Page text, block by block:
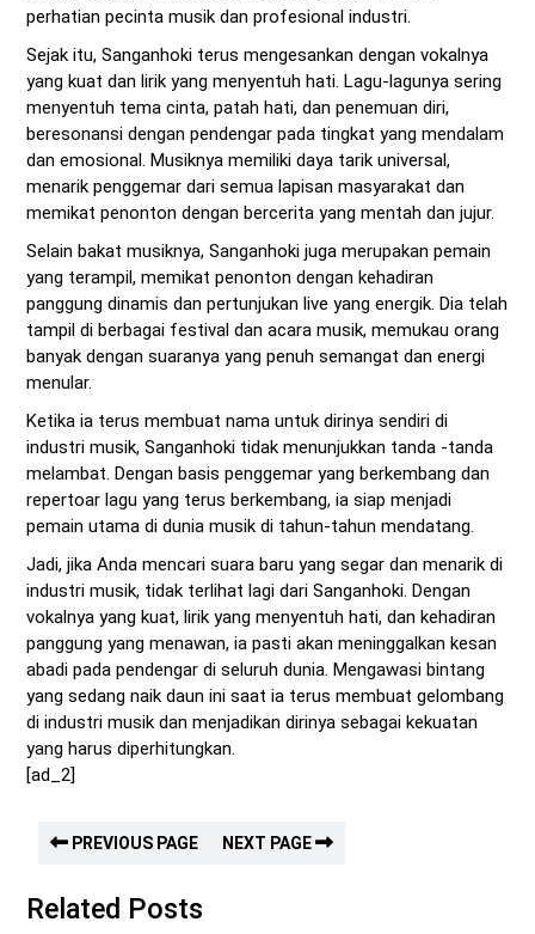
perhatian pecinta musik dan profesional industri.
Sejak itu, Sanganhoki terus mengesankan dengan vokalnya
yang kuat dan lirik yang menyentuh hati. Lagu-lagunya sering
menyentuh tema cinta, patah hati, dan penemuan diri,
beresonansi dengan pendengar pada tingkat yang mendalam
dan emosional. Musiknya memiliki daya tarik universal,
menarik penggemar dari semua lapisan masyarakat dan
memikat penonton dengan bercerita yang mentah dan jujur.
Selain bakat musiknya, Sanganhoki juga merupakan pemain
yang terampil, memikat penonton dengan kehadiran
panggung dinamis dan pertunjukan live yang energik. Dia telah
tampil di berbagai festival dan acara musik, memukau orang
banyak dengan suaranya yang penuh semangat dan energi
menular.
Ketika ia terus membuat nama untuk dirinya sendiri di
industri musik, Sanganhoki tidak menunjukkan tanda -tanda
melambat. Dengan basis penggemar yang berkembang dan
repertoar lagu yang terus berkembang, ia siap menjadi
pemain utama di dunia musik di tahun-tahun mendatang.
Jadi, jika Anda mencari suara baru yang segar dan menarik di
industri musik, tidak terlihat lagi dari Sanganhoki. Dengan
vokalnya yang kuat, lirik yang menyentuh hati, dan kehadiran
panggung yang menawan, ia pasti akan meninggalkan kesan
abadi pada pendengar di seluruh dunia. Mengawasi bintang
yang sedang naik daun ini saat ia terus membuat gelombang
di industri musik dan menjadikan dirinya sebagai kekuatan
yang harus diperhitungkan.
[ad_2]
PREVIOUS PAGE NEXT PAGE
Related Posts